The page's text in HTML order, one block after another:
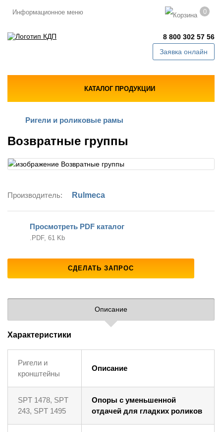
Информационное меню 0
8 800 302 57 56
Заявка онлайн
КАТАЛОГ ПРОДУКЦИИ
Ригели и роликовые рамы
Возвратные группы
Производитель: Rulmeca
Просмотреть PDF каталог
.PDF, 61 Kb
СДЕЛАТЬ ЗАПРОС
Описание
Характеристики
Ригели и
кронштейны
Описание
SPT 1478, SPT
243, SPT 1495
Опоры с уменьшенной
отдачей для гладких роликов